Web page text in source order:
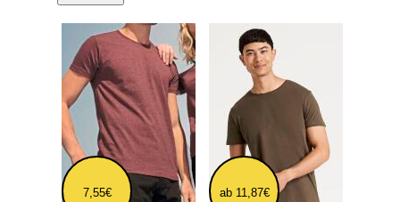
7,55€ ab 11,87€